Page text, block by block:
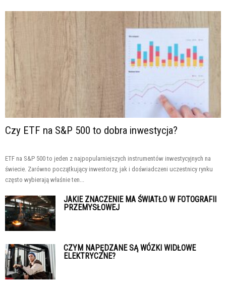
Czy ETF na S&P 500 to dobra inwestycja?
ETF na S&P 500 to jeden z najpopularniejszych instrumentów inwestycyjnych na
świecie. Zarówno początkujący inwestorzy, jak i doświadczeni uczestnicy rynku
często wybierają właśnie ten...
JAKIE ZNACZENIE MA ŚWIATŁO W FOTOGRAFII
PRZEMYSŁOWEJ
CZYM NAPĘDZANE SĄ WÓZKI WIDŁOWE
ELEKTRYCZNE?